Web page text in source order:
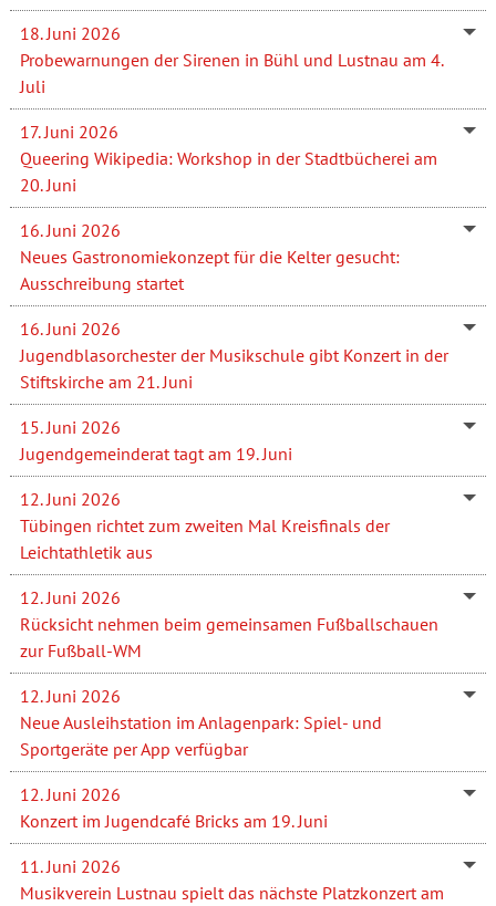
18. Juni 2026
Probewarnungen der Sirenen in Bühl und Lustnau am 4.
Juli
17. Juni 2026
Queering Wikipedia: Workshop in der Stadtbücherei am
20. Juni
16. Juni 2026
Neues Gastronomiekonzept für die Kelter gesucht:
Ausschreibung startet
16. Juni 2026
Jugendblasorchester der Musikschule gibt Konzert in der
Stiftskirche am 21. Juni
15. Juni 2026
Jugendgemeinderat tagt am 19. Juni
12. Juni 2026
Tübingen richtet zum zweiten Mal Kreisfinals der
Leichtathletik aus
12. Juni 2026
Rücksicht nehmen beim gemeinsamen Fußballschauen
zur Fußball-WM
12. Juni 2026
Neue Ausleihstation im Anlagenpark: Spiel- und
Sportgeräte per App verfügbar
12. Juni 2026
Konzert im Jugendcafé Bricks am 19. Juni
11. Juni 2026
Musikverein Lustnau spielt das nächste Platzkonzert am